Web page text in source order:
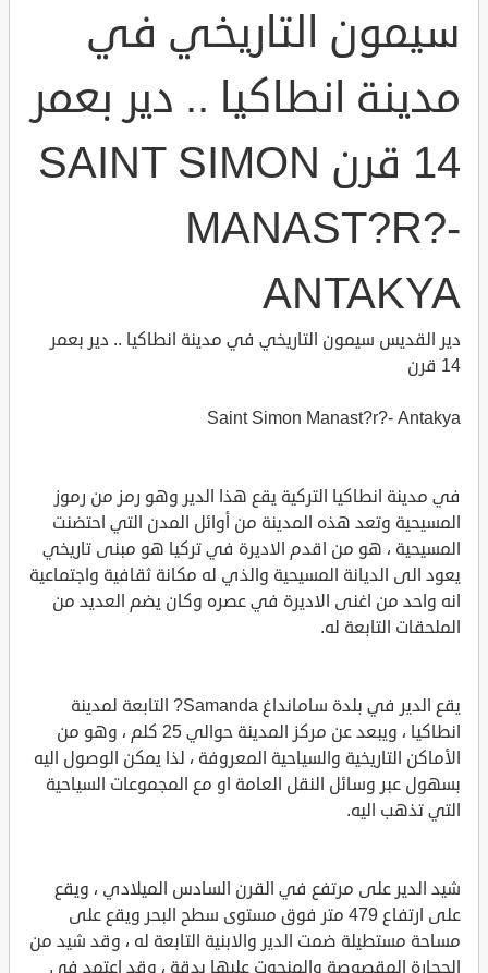
سيمون التاريخي في
مدينة انطاكيا .. دير بعمر
14 قرن SAINT SIMON
MANAST?R?-
ANTAKYA
دير القديس سيمون التاريخي في مدينة انطاكيا .. دير بعمر
14 قرن
Saint Simon Manast?r?- Antakya
في مدينة انطاكيا التركية يقع هذا الدير وهو رمز من رموز
المسيحية وتعد هذه المدينة من أوائل المدن التي احتضنت
المسيحية ، هو من اقدم الاديرة في تركيا هو مبنى تاريخي
يعود الى الديانة المسيحية والذي له مكانة ثقافية واجتماعية
انه واحد من اغنى الاديرة في عصره وكان يضم العديد من
الملحقات التابعة له.
يقع الدير في بلدة سامانداغ Samanda? التابعة لمدينة
انطاكيا ، ويبعد عن مركز المدينة حوالي 25 كلم ، وهو من
الأماكن التاريخية والسياحية المعروفة ، لذا يمكن الوصول اليه
بسهول عبر وسائل النقل العامة او مع المجموعات السياحية
التي تذهب اليه.
شيد الدير على مرتفع في القرن السادس الميلادي ، ويقع
على ارتفاع 479 متر فوق مستوى سطح البحر ويقع على
مساحة مستطيلة ضمت الدير والابنية التابعة له ، وقد شيد من
الحجارة المقصوصة والمنحوت عليها بدقة ، وقد اعتمد في